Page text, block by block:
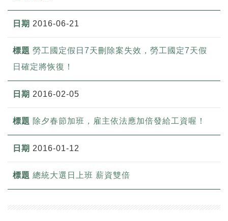
2016-06-21
勞工國定假日7天刪除案失效，勞工國定7天假
日確定將恢復！
2016-02-05
除夕春節加班，雇主依法應加倍發給工資喔！
2016-01-12
總統大選日上班 薪資雙倍